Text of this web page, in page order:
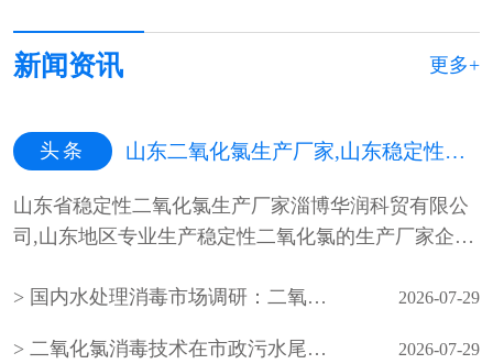
新闻资讯 更多+
头条 山东二氧化氯生产厂家,山东稳定性二氧化氯生产厂家,山东二氧化氯杀菌剂生产厂家
山东省稳定性二氧化氯生产厂家淄博华润科贸有限公
司,山东地区专业生产稳定性二氧化氯的生产厂家企
国内水处理消毒市场调研：二氧化氯生产企业产能与需求分析
2026-07-29
二氧化氯消毒技术在市政污水尾水深度处理中的应用 2026-07-29